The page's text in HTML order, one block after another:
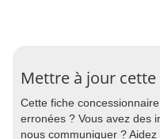
Mettre à jour
Cette fiche
erronées ? Vous avez des
nous communiquer ?